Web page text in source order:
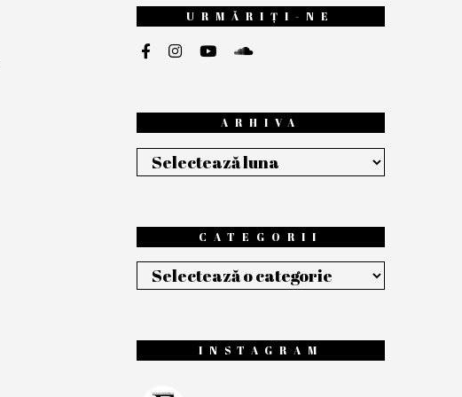
URMĂRIȚI-NE
ARHIVA
Arhiva
CATEGORII
Categorii
INSTAGRAM